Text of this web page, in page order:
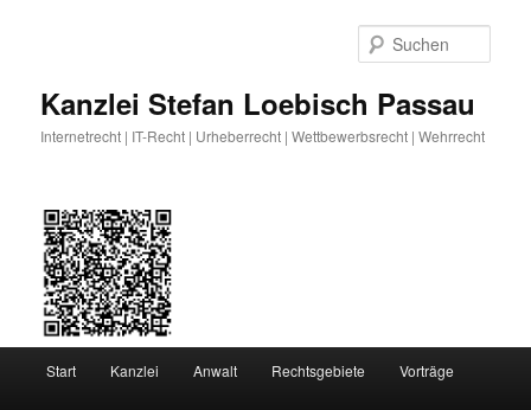
Kanzlei Stefan Loebisch Passau
Internetrecht | IT-Recht | Urheberrecht | Wettbewerbsrecht | Wehrrecht
Start Kanzlei Anwalt Rechtsgebiete Vorträge